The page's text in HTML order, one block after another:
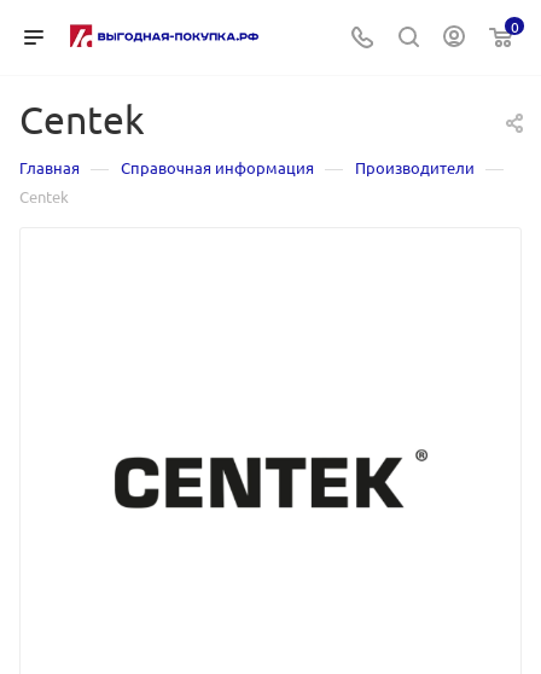
0
Centek
Главная — Справочная информация — Производители —
Centek